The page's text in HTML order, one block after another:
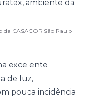
CASACOR São Paulo
excelente
de luz,
pouca incidência